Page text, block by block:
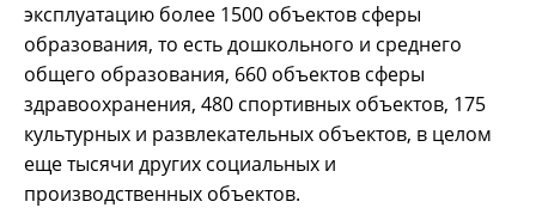
эксплуатацию более 1500 объектов сферы
образования, то есть дошкольного и среднего
общего образования, 660 объектов сферы
здравоохранения, 480 спортивных объектов, 175
культурных и развлекательных объектов, в целом
еще тысячи других социальных и
производственных объектов.